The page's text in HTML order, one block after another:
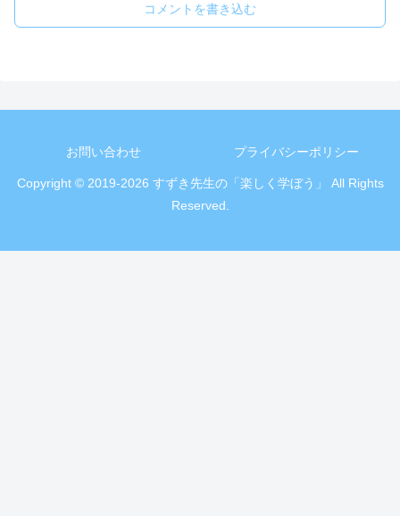
コメントを書き込む
お問い合わせ プライバシーポリシー
Copyright © 2019-2026 すずき先生の「楽しく学ぼう」 All Rights
Reserved.